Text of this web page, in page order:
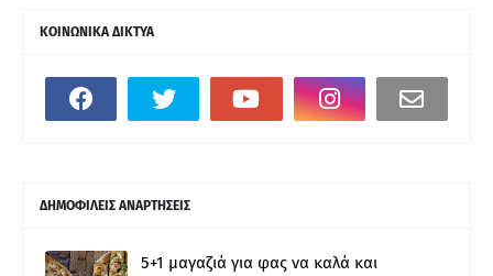
ΚΟΙΝΩΝΙΚΑ ΔΙΚΤΥΑ
ΔΗΜΟΦΙΛΕΙΣ ΑΝΑΡΤΗΣΕΙΣ
5+1 μαγαζιά για φας να καλά και